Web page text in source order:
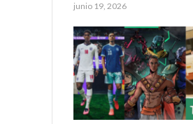
junio 19, 2026